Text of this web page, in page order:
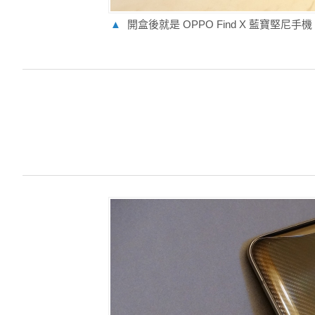
▲ 開盒後就是 OPPO Find X 藍寶堅尼手機